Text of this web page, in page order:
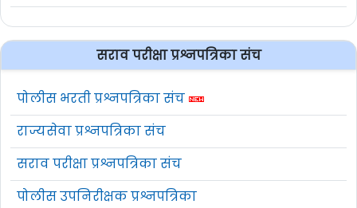
सराव परीक्षा प्रश्नपत्रिका संच
पोलीस भरती प्रश्नपत्रिका संच
राज्यसेवा प्रश्नपत्रिका संच
सराव परीक्षा प्रश्नपत्रिका संच
पोलीस उपनिरीक्षक प्रश्नपत्रिका